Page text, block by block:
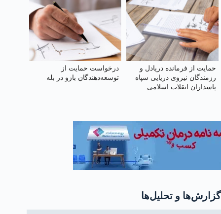
حمایت از فرمانده دریادل و
رزمندگان نیروی دریایی سپاه
پاسداران انقلاب اسلامی
درخواست حمایت از
توسعه‌دهندگان بازو در بله
گزارش‌ها و تحلیل‌ها